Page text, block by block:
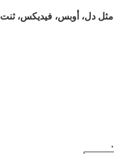
دل، أوبس، فيديكس، ثنت